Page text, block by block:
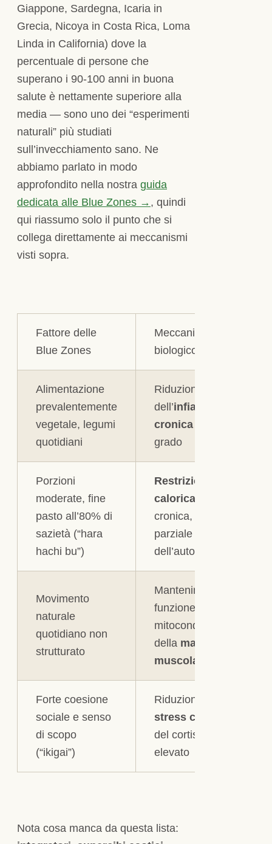
Giappone, Sardegna, Icaria in
Grecia, Nicoya in Costa Rica, Loma
Linda in California) dove la
percentuale di persone che
superano i 90-100 anni in buona
salute è nettamente superiore alla
media — sono uno dei “esperimenti
naturali” più studiati
sull’invecchiamento sano. Ne
abbiamo parlato in modo
approfondito nella nostra guida
dedicata alle Blue Zones → , quindi
qui riassumo solo il punto che si
collega direttamente ai meccanismi
visti sopra.
Fattore delle
Blue Zones
Meccanismo
biologico collegato
Alimentazione
prevalentemente
vegetale, legumi
quotidiani
Riduzione
dell’infiammazione
cronica
grado
Porzioni
moderate, fine
pasto all’80% di
sazietà (“hara
hachi bu”)
Restrizione
calorica
cronica, attivazione
parziale
dell’autofagia
Movimento
naturale
quotidiano non
strutturato
Mantenimento della
funzione
mitocondriale e
della massa
muscolare
Forte coesione
sociale e senso
di scopo
(“ikigai”)
Riduzione dello
stress cronico
del cortisolo
elevato
Nota cosa manca da questa lista: